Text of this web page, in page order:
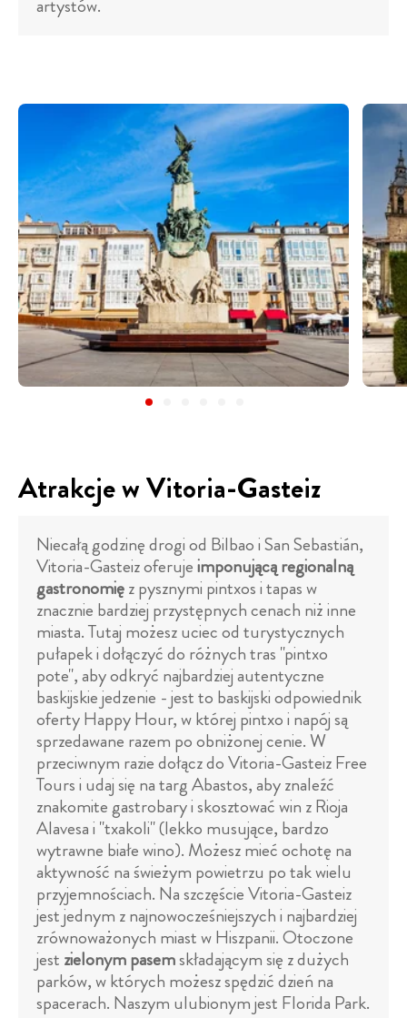
artystów.
Atrakcje w Vitoria-Gasteiz
Niecałą godzinę drogi od Bilbao i San Sebastián,
Vitoria-Gasteiz oferujeimponującą regionalną
gastronomięz pysznymi pintxos i tapas w
znacznie bardziej przystępnych cenach niż inne
miasta. Tutaj możesz uciec od turystycznych
pułapek i dołączyć do różnych tras "pintxo
pote", aby odkryć najbardziej autentyczne
baskijskie jedzenie - jest to baskijski odpowiednik
oferty Happy Hour, w której pintxo i napój są
sprzedawane razem po obniżonej cenie. W
przeciwnym razie dołącz do Vitoria-Gasteiz Free
Tours i udaj się na targ Abastos, aby znaleźć
znakomite gastrobary i skosztować win z Rioja
Alavesa i "txakoli" (lekko musujące, bardzo
wytrawne białe wino). Możesz mieć ochotę na
aktywność na świeżym powietrzu po tak wielu
przyjemnościach. Na szczęście Vitoria-Gasteiz
jest jednym z najnowocześniejszych i najbardziej
zrównoważonych miast w Hiszpanii. Otoczone
jest zielonym pasemskładającym się z dużych
parków, w których możesz spędzić dzień na
spacerach. Naszym ulubionym jest Florida Park.